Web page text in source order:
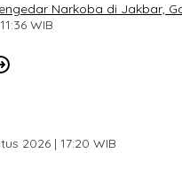
Narkoba di Jakbar,
WIB
2026 | 17:20 WIB